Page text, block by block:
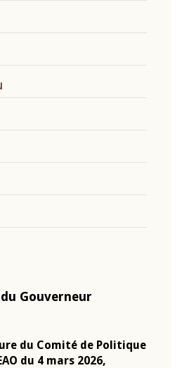
Gouverneur
du Comité de Politique
du 4 mars 2026,